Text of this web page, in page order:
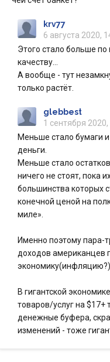
krv77
6 августа 2020,
Этого стало больше
качеству...
А вообще - тут
только растёт.
glebbest
1 сентября 2020,
Меньше стало бумаги
деньги.
Меньше стало
ничего не стоят, пока
большинства которых
конечной ценой на
миле».
Именно поэтому пара-
доходов американцев
В гигантской
товаров/услуг на $17+
денежные буфера,
изменений - тоже